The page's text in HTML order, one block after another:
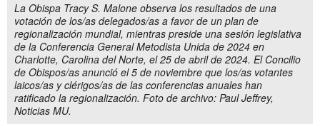
La Obispa Tracy S. Malone observa los resultados de una
votación de los/as delegados/as a favor de un plan de
regionalización mundial, mientras preside una sesión legislativa
de la Conferencia General Metodista Unida de 2024 en
Charlotte, Carolina del Norte, el 25 de abril de 2024. El Concilio
de Obispos/as anunció el 5 de noviembre que los/as votantes
laicos/as y clérigos/as de las conferencias anuales han
ratificado la regionalización. Foto de archivo: Paul Jeffrey,
Noticias MU.